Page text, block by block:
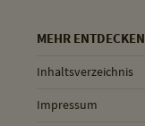
MEHR ENTDECKEN
Inhaltsverzeichnis
Impressum